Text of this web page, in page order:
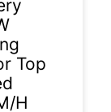
Top
H